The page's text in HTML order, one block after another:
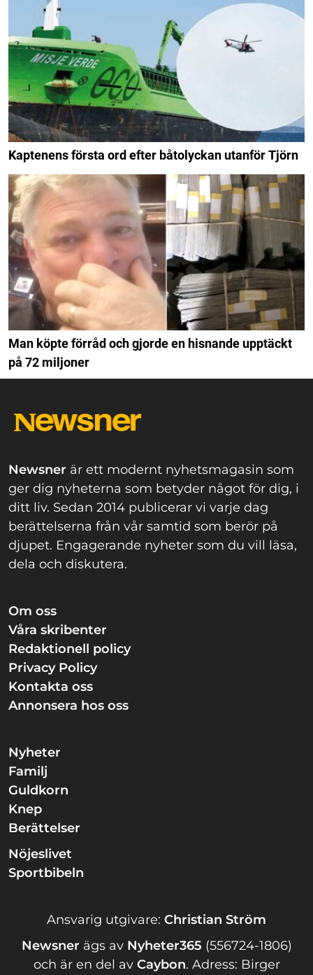
Kaptenens första ord efter båtolyckan utanför Tjörn
Man köpte förråd och gjorde en hisnande upptäckt
på 72 miljoner
Newsner är ett modernt nyhetsmagasin som
ger dig nyheterna som betyder något för dig, i
ditt liv. Sedan 2014 publicerar vi varje dag
berättelserna från vår samtid som berör på
djupet. Engagerande nyheter som du vill läsa,
dela och diskutera.
Om oss
Våra skribenter
Redaktionell policy
Privacy Policy
Kontakta oss
Annonsera hos oss
Nyheter
Familj
Guldkorn
Knep
Berättelser
Nöjeslivet
Sportbibeln
Ansvarig utgivare: Christian Ström
Newsner ägs av Nyheter365 (556724-1806)
och är en del av Caybon. Adress: Birger